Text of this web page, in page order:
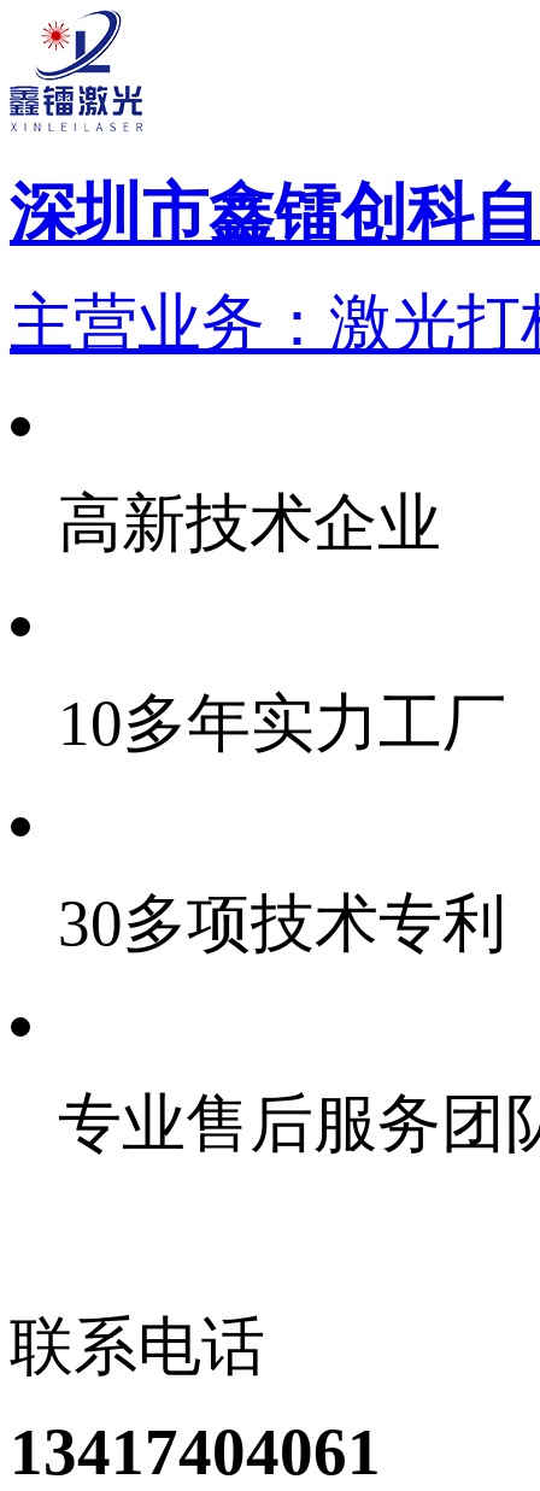
深圳市鑫镭创科
主营业务：激光
高新技术企业
10多年实力工厂
30多项技术专利
专业售后服务团
联系电话
13417404061